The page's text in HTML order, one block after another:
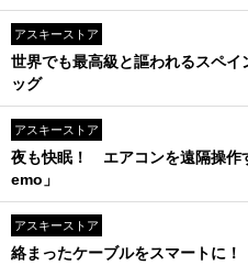
アスキーストア
世界でも最高級と謳われるスペ
ッグ
アスキーストア
夜も快眠！ エアコンを遠隔操作
emo」
アスキーストア
絡まったケーブルをスマートに